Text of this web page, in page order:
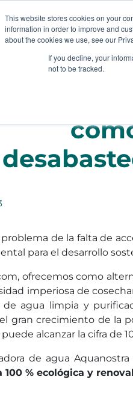
This website stores cookies on your
information in order to improve and
about the cookies we use, see our
If you decline, your
not to be tracked.
de la falta de
para el desarrollo
ofrecemos como
imperiosa de
agua limpia y
gran crecimiento de la
puede alcanzar la cifra de
de agua
100 % ecológica y